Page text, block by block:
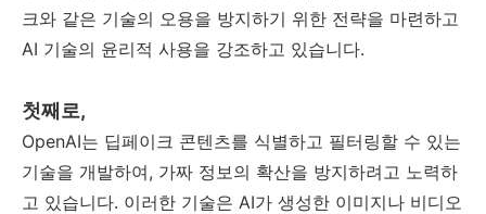
크와 같은 기술의 오용을 방지하기 위한 전략을 마련하고
AI 기술의 윤리적 사용을 강조하고 있습니다.
첫째로,
OpenAI는 딥페이크 콘텐츠를 식별하고 필터링할 수 있는
기술을 개발하여, 가짜 정보의 확산을 방지하려고 노력하
고 있습니다. 이러한 기술은 AI가 생성한 이미지나 비디오